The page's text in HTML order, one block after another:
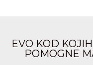
EVO KOD
POMOGNE